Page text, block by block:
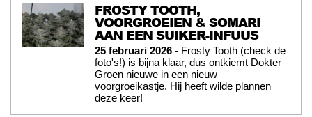
FROSTY TOOTH,
VOORGROEIEN & SOMARI
AAN EEN SUIKER-INFUUS
25 februari 2026 - Frosty Tooth (check de
foto's!) is bijna klaar, dus ontkiemt Dokter
Groen nieuwe in een nieuw
voorgroeikastje. Hij heeft wilde plannen
deze keer!